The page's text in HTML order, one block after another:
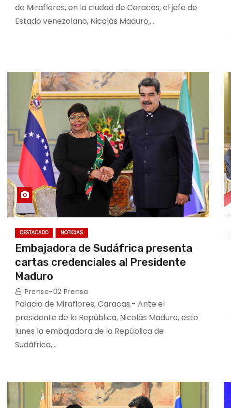
de Miraflores, en la ciudad de Caracas, el jefe de
Estado venezolano, Nicolás Maduro,…
DESTACADO NOTICIAS
Embajadora de Sudáfrica presenta
cartas credenciales al Presidente
Maduro
Prensa-02 Prensa
Palacio de Miraflores, Caracas.- Ante el
presidente de la República, Nicolás Maduro, este
lunes la embajadora de la República de
Sudáfrica,…